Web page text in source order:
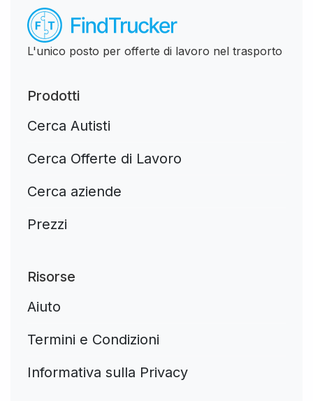
L'unico posto per offerte di lavoro nel trasporto
Prodotti
Cerca Autisti
Cerca Offerte di Lavoro
Cerca aziende
Prezzi
Risorse
Aiuto
Termini e Condizioni
Informativa sulla Privacy